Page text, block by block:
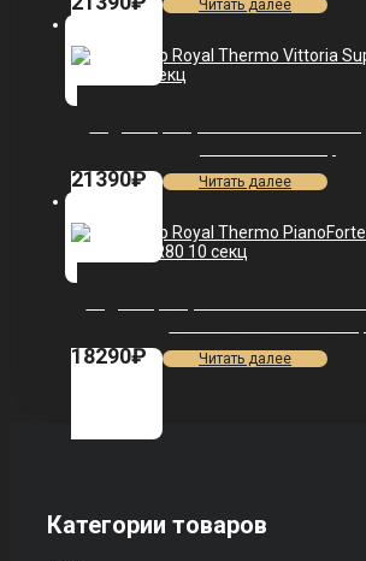
Читать далее
21390₽ Читать далее
18290₽ Читать далее
Категории товаров